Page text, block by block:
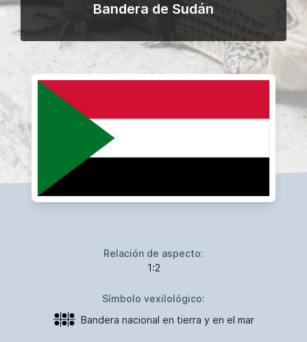
Bandera de Sudán
Relación de aspecto:
1:2
Símbolo vexilológico:
Bandera nacional en tierra y en el mar